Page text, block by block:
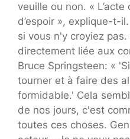
veuille ou non. «
d’espoir », explique-t-
si vous n'y croyiez
directement liée aux
Bruce Springsteen: «
tourner et à faire des
formidable.' Cela
de nos jours, c'est
toutes ces choses.